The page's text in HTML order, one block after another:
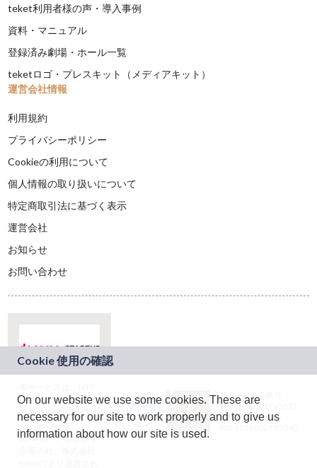
teket利用者様の声・導入事例
資料・マニュアル
登録済み劇場・ホール一覧
teketロゴ・プレスキット（メディアキット）
運営会社情報
利用規約
プライバシーポリシー
Cookieの利用について
個人情報の取り扱いについて
特定商取引法に基づく表示
運営会社
お知らせ
お問い合わせ
ドコモグループの新
規事業創出プログラ
ム「docomo
STARTUP」を通じて
JASRAC許諾番号：
9024936001Y45037
JASRAC許諾番号：
On our website we use some cookies. These are
necessary for our site to work properly and to give us
information about how our site is used.